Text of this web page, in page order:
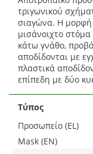
τριγωνικού
σιαγώνα. Η μορφή
μισάνοιχτο
κάτω γνάθο,
αποδίδονται με
πλαστικά
επίπεδη με δύο
Τύπος
Προσωπείο (EL)
Mask (EN)